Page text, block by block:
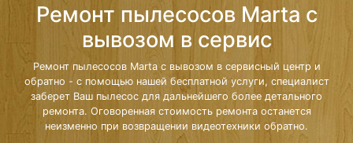
Ремонт пылесосов Marta с
вывозом в сервис
Ремонт пылесосов Marta с вывозом в сервисный центр и
обратно - с помощью нашей бесплатной услуги, специалист
заберет Ваш пылесос для дальнейшего более детального
ремонта. Оговоренная стоимость ремонта останется
неизменно при возвращении видеотехники обратно.